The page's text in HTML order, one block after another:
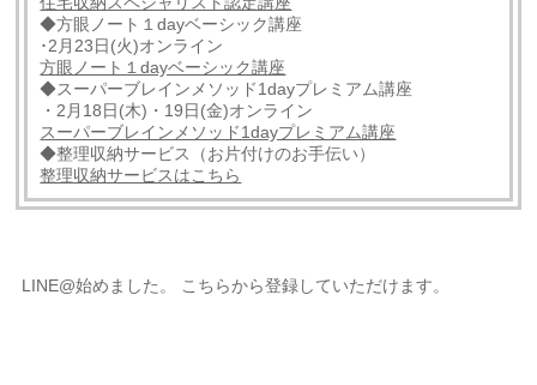
◆方眼ノート１dayベーシック講座
･2月23日(火)オンライン
方眼ノート１dayベーシック講座
◆スーパーブレインメソッド1dayプレミアム講座
・2月18日(木)・19日(金)オンライン
スーパーブレインメソッド1dayプレミアム講座
◆整理収納サービス（お片付けのお手伝い）
整理収納サービスはこちら
LINE@始めました。 こちらから登録していただけます。